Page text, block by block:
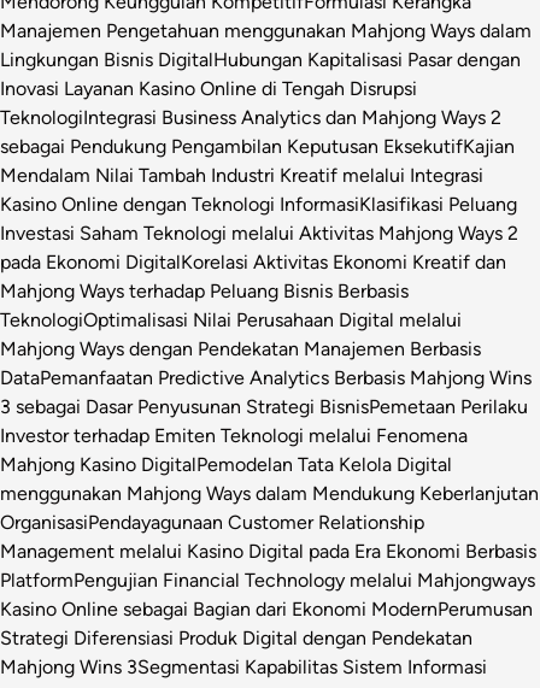
Manajemen Pengetahuan menggunakan Mahjong Ways dalam
Lingkungan Bisnis DigitalHubungan Kapitalisasi Pasar dengan
Inovasi Layanan Kasino Online di Tengah Disrupsi
TeknologiIntegrasi Business Analytics dan Mahjong Ways 2
sebagai Pendukung Pengambilan Keputusan EksekutifKajian
Mendalam Nilai Tambah Industri Kreatif melalui Integrasi
Kasino Online dengan Teknologi InformasiKlasifikasi Peluang
Investasi Saham Teknologi melalui Aktivitas Mahjong Ways 2
pada Ekonomi DigitalKorelasi Aktivitas Ekonomi Kreatif dan
Mahjong Ways terhadap Peluang Bisnis Berbasis
TeknologiOptimalisasi Nilai Perusahaan Digital melalui
Mahjong Ways dengan Pendekatan Manajemen Berbasis
DataPemanfaatan Predictive Analytics Berbasis Mahjong Wins
3 sebagai Dasar Penyusunan Strategi BisnisPemetaan Perilaku
Investor terhadap Emiten Teknologi melalui Fenomena
Mahjong Kasino DigitalPemodelan Tata Kelola Digital
menggunakan Mahjong Ways dalam Mendukung Keberlanjutan
OrganisasiPendayagunaan Customer Relationship
Management melalui Kasino Digital pada Era Ekonomi Berbasis
PlatformPengujian Financial Technology melalui Mahjongways
Kasino Online sebagai Bagian dari Ekonomi ModernPerumusan
Strategi Diferensiasi Produk Digital dengan Pendekatan
Mahjong Wins 3Segmentasi Kapabilitas Sistem Informasi